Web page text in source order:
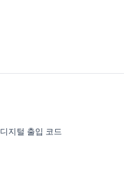
디지털 출입 코드